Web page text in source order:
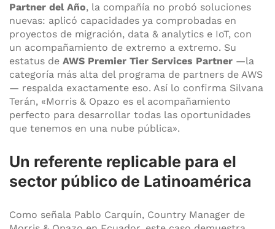
Partner del Año, la compañía no probó soluciones
nuevas: aplicó capacidades ya comprobadas en
proyectos de migración, data & analytics e IoT, con
un acompañamiento de extremo a extremo. Su
estatus de AWS Premier Tier Services Partner —la
categoría más alta del programa de partners de AWS
— respalda exactamente eso. Así lo confirma Silvana
Terán, «Morris & Opazo es el acompañamiento
perfecto para desarrollar todas las oportunidades
que tenemos en una nube pública».
Un referente replicable para el
sector público de Latinoamérica
Como señala Pablo Carquín, Country Manager de